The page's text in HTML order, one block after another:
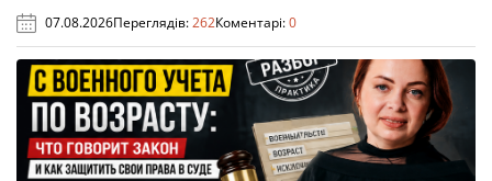
07.08.2026Переглядів:262Коментарі:0